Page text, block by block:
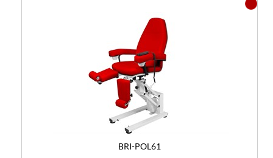
BRI-POL61